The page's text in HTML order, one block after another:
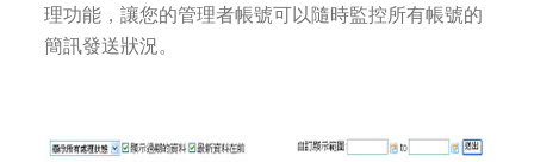
理功能，讓您的管理者帳號可以隨時監控所有帳號的
簡訊發送狀況。